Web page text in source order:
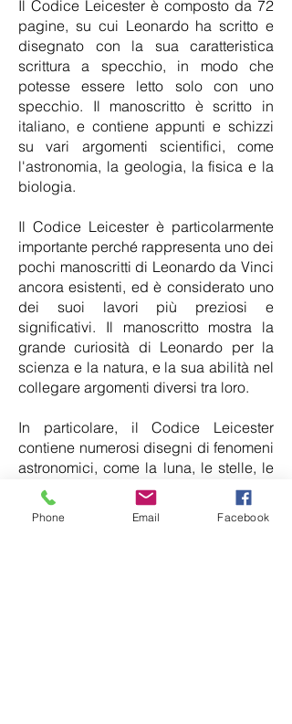
Il Codice Leicester è composto da 72
pagine, su cui Leonardo ha scritto e
disegnato con la sua caratteristica
scrittura a specchio, in modo che
potesse essere letto solo con uno
specchio. Il manoscritto è scritto in
italiano, e contiene appunti e schizzi
su vari argomenti scientifici, come
l'astronomia, la geologia, la fisica e la
biologia.
Il Codice Leicester è particolarmente
importante perché rappresenta uno dei
pochi manoscritti di Leonardo da Vinci
ancora esistenti, ed è considerato uno
dei suoi lavori più preziosi e
significativi. Il manoscritto mostra la
grande curiosità di Leonardo per la
scienza e la natura, e la sua abilità nel
collegare argomenti diversi tra loro.
In particolare, il Codice Leicester
contiene numerosi disegni di fenomeni
astronomici, come la luna, le stelle, le
comete e gli eclissi, e rappresenta uno
dei primi tentativi di creare una
cartografia del cielo notturno. Il
Phone Email Facebook